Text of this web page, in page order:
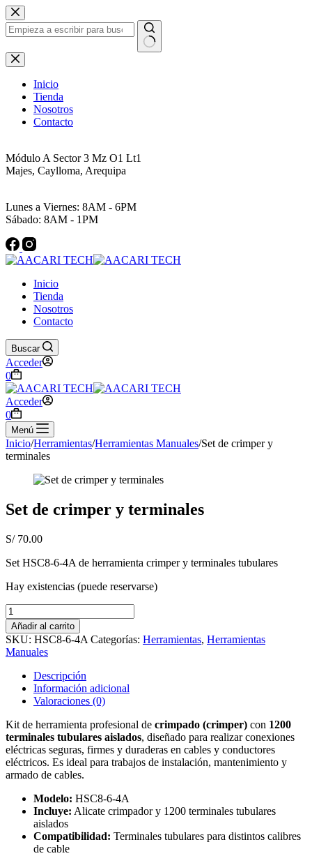
Saltar
al
contenido
Sin
resultados
Inicio
Tienda
Nosotros
Contacto
Módulo A Sector 3 Mz O1 Lt1
Majes, Caylloma, Arequipa
Lunes a Viernes: 8AM - 6PM
Sábado: 8AM - 1PM
Inicio
Tienda
Nosotros
Contacto
Buscar
Acceder
Carro
de
compra
0
Acceder
Carro
de
compra
0
Menú
Inicio/Herramientas/Herramientas Manuales/Set de crimper y
terminales
Set de crimper y terminales
S/70.00
Set HSC8-6-4A de herramienta crimper y terminales tubulares
Hay existencias (puede reservarse)
Set
de
crimper
y
terminales
cantidad
Añadir al carrito
SKU: HSC8-6-4A Categorías: Herramientas, Herramientas
Manuales
Descripción
Información adicional
Valoraciones (0)
Kit de herramienta profesional de crimpado (crimper) con 1200
terminales tubulares aislados, diseñado para realizar conexiones
eléctricas seguras, firmes y duraderas en cables y conductores
eléctricos. Es ideal para trabajos de instalación, mantenimiento y
armado de cables.
Modelo: HSC8-6-4A
Incluye: Alicate crimpador y 1200 terminales tubulares
aislados
Compatibilidad: Terminales tubulares para distintos calibres
de cable